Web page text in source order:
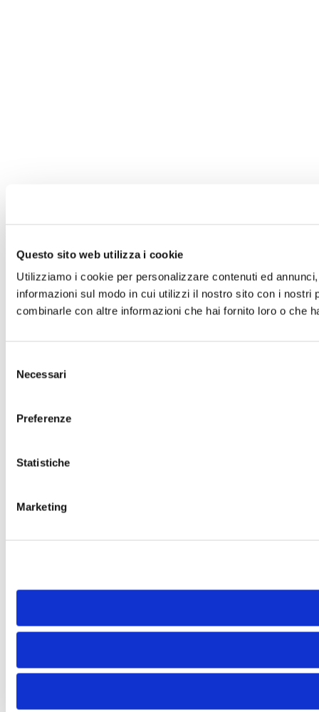
Questo sito web utilizza i cookie
Utilizziamo i cookie per personalizzare contenuti ed
informazioni sul modo in cui utilizzi il nostro sito con i nostri
combinarle con altre informazioni che hai fornito loro o che
delNecessari
Preferenze
Statistiche
Marketing